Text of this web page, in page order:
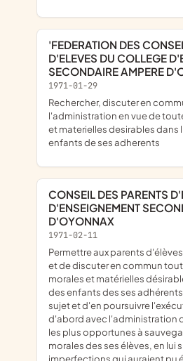
'FEDERATION DES CONSEILS DES PARENTS
D'ELEVES DU COLLEGE
SECONDAIRE AMPERE
1971-01-29
rechercher, discuter en commun, collaborer avec
l'administration en vue de
et materielles desirables dans
enfants de ses adherents
CONSEIL DES PARENTS D'ELEVES DU COLLEGE
D'ENSEIGNEMENT
D'OYONNAX
1971-02-11
permettre aux parents d'élèves des C.E.S. de rechercher
et de discuter en commun
morales et matérielles
des enfants des ses
sujet et d'en poursuivre
d'abord avec l'administration
les plus opportunes à
morales des ses élèves, en lui
imperfections qui auraient pu